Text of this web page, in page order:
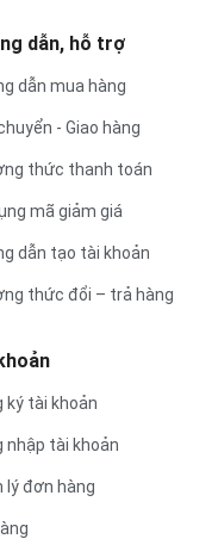
dẫn, hỗ trợ
dẫn mua hàng
- Giao hàng
thức thanh toán
mã giảm giá
dẫn tạo tài khoản
thức đổi – trả hàng
ký tài khoản
nhập tài khoản
lý đơn hàng